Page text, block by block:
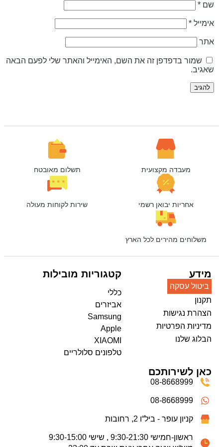
*
*
שמור בדפדפן זה את השם, האימייל והאתר שלי לפעם הבאה
מעבדה מקצועית תשלום מאובטח
אחריות יבואן רשמי שירות לקוחות מעולה
משלוחים מהירים לכל הארץ
מידע
ביטול עסקה
תקנון
הצהרת נגישות
מדיניות הפרטיות
הבלוג שלנו
קטגוריות מובילות
כללי
אביזרים
Samsung
Apple
XIAOMI
טלפונים סלולריים
כאן לשירותכם
08-8668999
08-8668999
קניון עופר - ביל“ו 2, רחובות
ראשון-חמישי 9:30-21:30 , שישי 9:30-15:00